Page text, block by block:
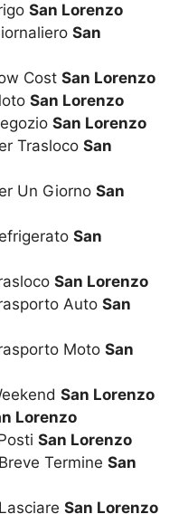
San Lorenzo
San
Cost San Lorenzo
San Lorenzo
San Lorenzo
Trasloco San
Un Giorno San
San
San Lorenzo
Auto San
Moto San
San Lorenzo
Lorenzo
San Lorenzo
Termine San
San Lorenzo